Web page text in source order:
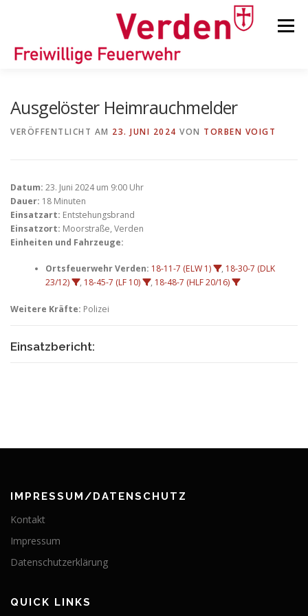
Menü
KINDER-/JUGENDFEUERWEHR
Ausgelöster Heimrauchmelder
VERÖFFENTLICHT AM 23. JUNI 2024 VON TORBEN VOIGT
Datum: 23. Juni 2024 um 9:00 Uhr
Dauer: 18 Minuten
Einsatzart: Entstehungsbrand
Einsatzort: Moorstraße, Verden
Einheiten und Fahrzeuge:
Ortsfeuerwehr Verden: 18-11-7 (ELW 1) , 18-30-7 (DLK
23/12)
, 18-45-7 (LF 10) , 18-48-7 (HLF 20/16)
Weitere Kräfte: Polizei
Einsatzbericht:
IMPRESSUM/DATENSCHUTZ
Kontakt
Impressum
Datenschutzerklärung
QUICK LINKS